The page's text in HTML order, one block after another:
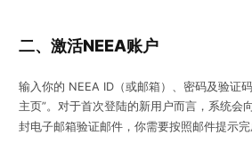
二、激活NEEA账户
输入你的 NEEA ID（或邮箱）、密码及验证
主页”。对于首次登陆的新用户而言，系统会
封电子邮箱验证邮件， 你需要按照邮件提示完